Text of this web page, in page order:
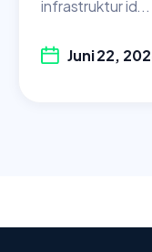
infrastruktur id...
Juni 22,